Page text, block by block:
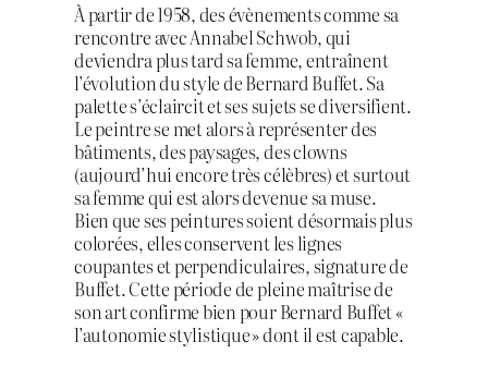
À partir de 1958, des évènements comme sa
rencontre avec Annabel Schwob, qui
deviendra plus tard sa femme, entraînent
l’évolution du style de Bernard Buffet. Sa
palette s’éclaircit et ses sujets se diversifient.
Le peintre se met alors à représenter des
bâtiments, des paysages, des clowns
(aujourd’hui encore très célèbres) et surtout
sa femme qui est alors devenue sa muse.
Bien que ses peintures soient désormais plus
colorées, elles conservent les lignes
coupantes et perpendiculaires, signature de
Buffet. Cette période de pleine maîtrise de
son art confirme bien pour Bernard Buffet «
l’autonomie stylistique » dont il est capable.